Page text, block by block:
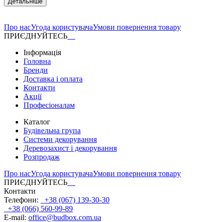
Про насУгода користувачаУмови повернення товару
ПРИЄДНУЙТЕСЬ
Інформація
Головна
Бренди
Доставка і оплата
Контакти
Акції
Професіоналам
Каталог
Будівельна група
Системи декорування
Деревозахист і декорування
Розпродаж
Про насУгода користувачаУмови повернення товару
ПРИЄДНУЙТЕСЬ
Контакти
Телефони:
+38 (067) 139-30-30
+38 (066) 560-99-89
E-mail: office@budbox.com.ua